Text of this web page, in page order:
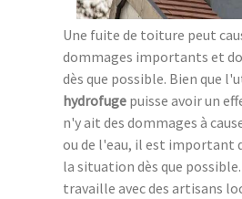
Une fuite de toiture peut
dommages importants et
dès que possible. Bien que
hydrofuge puisse avoir un
n'y ait des dommages à
ou de l'eau, il est important
la situation dès que possible.
travaille avec des artisans